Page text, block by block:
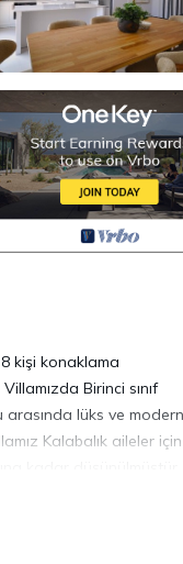
kişi konaklama
Birinci sınıf
lüks ve modern
Kalabalık aileler için
tüm
doğaldır.